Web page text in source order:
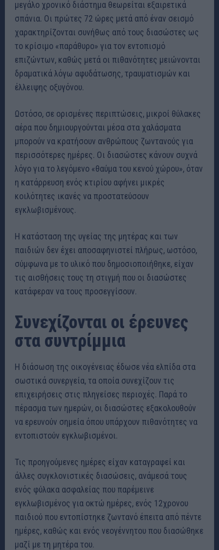
μεγάλο χρονικό διάστημα θεωρείται εξαιρετικά
σπάνια. Οι πρώτες 72 ώρες μετά από έναν σεισμό
χαρακτηρίζονται συνήθως από τους διασώστες ως
το κρίσιμο «παράθυρο» για τον εντοπισμό
επιζώντων, καθώς μετά οι πιθανότητες μειώνονται
δραματικά λόγω αφυδάτωσης, τραυματισμών και
έλλειψης οξυγόνου.
Ωστόσο, σε ορισμένες περιπτώσεις, μικροί θύλακες
αέρα που δημιουργούνται μέσα στα χαλάσματα
μπορούν να κρατήσουν ανθρώπους ζωντανούς για
περισσότερες ημέρες. Οι διασώστες κάνουν συχνά
λόγο για το λεγόμενο «θαύμα του κενού χώρου», όταν
η κατάρρευση ενός κτιρίου αφήνει μικρές
κοιλότητες ικανές να προστατεύσουν
εγκλωβισμένους.
Η κατάσταση της υγείας της μητέρας και των
παιδιών δεν έχει αποσαφηνιστεί πλήρως, ωστόσο,
σύμφωνα με το υλικό που δημοσιοποιήθηκε, είχαν
τις αισθήσεις τους τη στιγμή που οι διασώστες
κατάφεραν να τους προσεγγίσουν.
Συνεχίζονται οι έρευνες
στα συντρίμμια
Η διάσωση της οικογένειας έδωσε νέα ελπίδα στα
σωστικά συνεργεία, τα οποία συνεχίζουν τις
επιχειρήσεις στις πληγείσες περιοχές. Παρά το
πέρασμα των ημερών, οι διασώστες εξακολουθούν
να ερευνούν σημεία όπου υπάρχουν πιθανότητες να
εντοπιστούν εγκλωβισμένοι.
Τις προηγούμενες ημέρες είχαν καταγραφεί και
άλλες συγκλονιστικές διασώσεις, ανάμεσά τους
ενός φύλακα ασφαλείας που παρέμεινε
εγκλωβισμένος για οκτώ ημέρες, ενός 12χρονου
παιδιού που εντοπίστηκε ζωντανό έπειτα από πέντε
ημέρες, καθώς και ενός νεογέννητου που διασώθηκε
μαζί με τη μητέρα του.